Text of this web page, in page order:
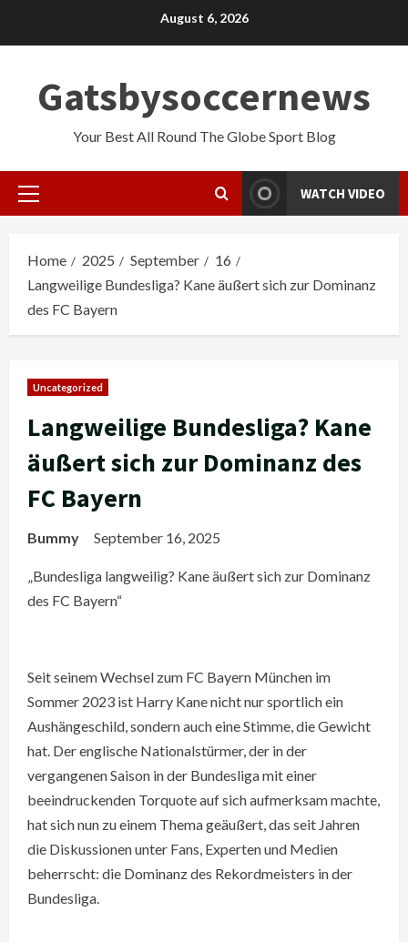
August 6, 2026
Gatsbysoccernews
Your Best All Round The Globe Sport Blog
Primary
WATCH VIDEO
Home 2025 September
16
Langweilige Bundesliga? Kane äußert sich zur Dominanz
des FC Bayern
Uncategorized
Langweilige Bundesliga? Kane
äußert sich zur Dominanz des
FC Bayern
Bummy September 16, 2025
„Bundesliga langweilig? Kane äußert sich zur Dominanz
des FC Bayern“
Seit seinem Wechsel zum FC Bayern München im
Sommer 2023 ist Harry Kane nicht nur sportlich ein
Aushängeschild, sondern auch eine Stimme, die Gewicht
hat. Der englische Nationalstürmer, der in der
vergangenen Saison in der Bundesliga mit einer
beeindruckenden Torquote auf sich aufmerksam machte,
hat sich nun zu einem Thema geäußert, das seit Jahren
die Diskussionen unter Fans, Experten und Medien
beherrscht: die Dominanz des Rekordmeisters in der
Bundesliga.